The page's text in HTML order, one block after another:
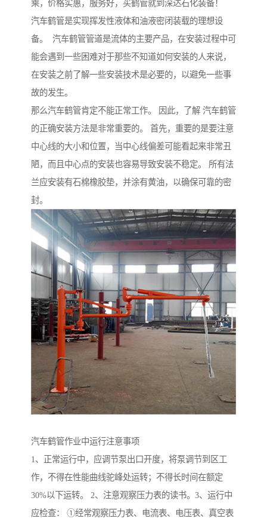
乘，价格实惠，服务好，买鹤管就到深达石化装备！
汽车鹤管是实现挥发性液体和油液密闭装载的理想设
备。 汽车鹤管管道是流体的主要产品，在安装过程中可
能会遇到一些困难对于那些不知道如何安装的人来说，
在安装之前了解一些安装技术是必要的，以避免一些事
故的发生。
那么汽车鹤管肯定不能正常工作。 因此，了解 汽车鹤管
的正确安装方法是非常重要的。 首先，重要的是要注意
中心线的大小和位置，当中心线偏差可能看起来非常丑
陋，而且中心点的安装也容易导致安装不稳定。 所有法
兰应安装有石棉橡胶垫，并涂有黄油，以确保可靠的密
封。
汽车鹤管作业中运行注意事项
1、正常运行中，应调节泵出口开度，将泵调节到区工
作，不得在性能曲线驼峰处运转；不得长时间在额定
30%以下运转。 2、注意观察压力表的读书。3、运行中
应检查： ①经常观察压力表、电流表、电压表、真空表